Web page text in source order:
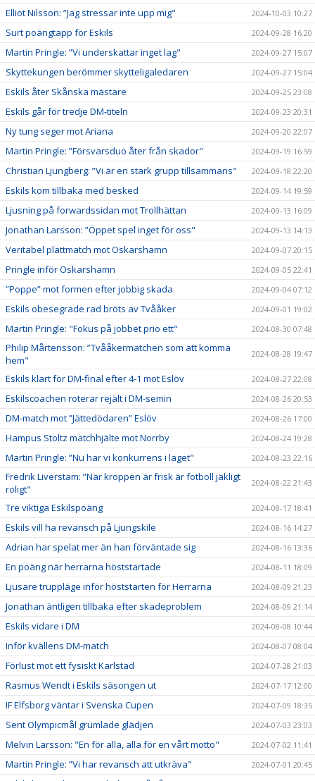
Elliot Nilsson: ”Jag stressar inte upp mig" 2024-10-03 10:27
Surt poängtapp för Eskils 2024-09-28 16:20
Martin Pringle: ”Vi underskattar inget lag" 2024-09-27 15:07
Skyttekungen berömmer skytteligaledaren 2024-09-27 15:04
Eskils åter Skånska mästare 2024-09-25 23:08
Eskils går för tredje DM-titeln 2024-09-23 20:31
Ny tung seger mot Ariana 2024-09-20 22:07
Martin Pringle: ”Försvarsduo åter från skador" 2024-09-19 16:59
Christian Ljungberg: ”Vi är en stark grupp tillsammans" 2024-09-18 22:20
Eskils kom tillbaka med besked 2024-09-14 19:59
Ljusning på forwardssidan mot Trollhättan 2024-09-13 16:09
Jonathan Larsson: ”Öppet spel inget för oss" 2024-09-13 14:13
Veritabel plattmatch mot Oskarshamn 2024-09-07 20:15
Pringle inför Oskarshamn 2024-09-05 22:41
”Poppe” mot formen efter jobbig skada 2024-09-04 07:12
Eskils obesegrade rad bröts av Tvååker 2024-09-01 19:02
Martin Pringle: "Fokus på jobbet prio ett" 2024-08-30 07:48
Philip Mårtensson: ”Tvååkermatchen som att komma
hem"
2024-08-28 19:47
Eskils klart för DM-final efter 4-1 mot Eslöv 2024-08-27 22:08
Eskilscoachen roterar rejält i DM-semin 2024-08-26 20:53
DM-match mot ”Jättedödaren” Eslöv 2024-08-26 17:00
Hampus Stoltz matchhjälte mot Norrby 2024-08-24 19:28
Martin Pringle: ”Nu har vi konkurrens i laget" 2024-08-23 22:16
Fredrik Liverstam: ”När kroppen är frisk är fotboll jäkligt
roligt"
2024-08-22 21:43
Tre viktiga Eskilspoäng 2024-08-17 18:41
Eskils vill ha revansch på Ljungskile 2024-08-16 14:27
Adrian har spelat mer än han förväntade sig 2024-08-16 13:36
En poäng när herrarna höststartade 2024-08-11 18:09
Ljusare truppläge inför höststarten för Herrarna 2024-08-09 21:23
Jonathan äntligen tillbaka efter skadeproblem 2024-08-09 21:14
Eskils vidare i DM 2024-08-08 10:44
Inför kvällens DM-match 2024-08-07 08:04
Förlust mot ett fysiskt Karlstad 2024-07-28 21:03
Rasmus Wendt i Eskils säsongen ut 2024-07-17 12:00
IF Elfsborg väntar i Svenska Cupen 2024-07-09 18:35
Sent Olympicmål grumlade glädjen 2024-07-03 23:03
Melvin Larsson: "En för alla, alla för en vårt motto" 2024-07-02 11:41
Martin Pringle: ”Vi har revansch att utkräva" 2024-07-01 20:45